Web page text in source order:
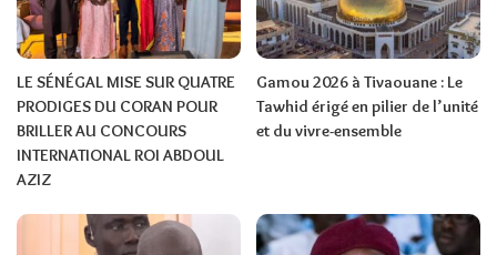
LE SÉNÉGAL MISE SUR QUATRE
PRODIGES DU CORAN POUR
BRILLER AU CONCOURS
INTERNATIONAL ROI ABDOUL
AZIZ
Gamou 2026 à Tivaouane : Le
Tawhid érigé en pilier de l’unité
et du vivre-ensemble